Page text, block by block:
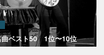
曲ベスト50 1位〜10位